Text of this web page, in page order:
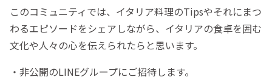
このコミュニティでは、イタリア料理のTipsやそれにまつ
わるエピソードをシェアしながら、イタリアの食卓を囲む
文化や人々の心を伝えられたらと思います。
・非公開のLINEグループにご招待します。